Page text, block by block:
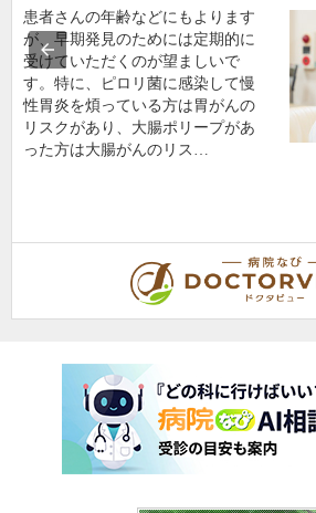
患者さんの年齢などにもよります
が、早期発見のためには定期的に
受けていただくのが望ましいで
す。特に、ピロリ菌に感染して慢
性胃炎を煩っている方は胃がんの
リスクがあり、大腸ポリープがあ
った方は大腸がんのリス…